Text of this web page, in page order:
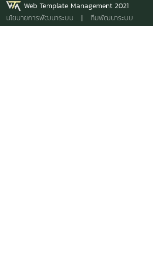
Web Template Management 2021
นโยบายการพัฒนาระบบ | ทีมพัฒนาระบบ